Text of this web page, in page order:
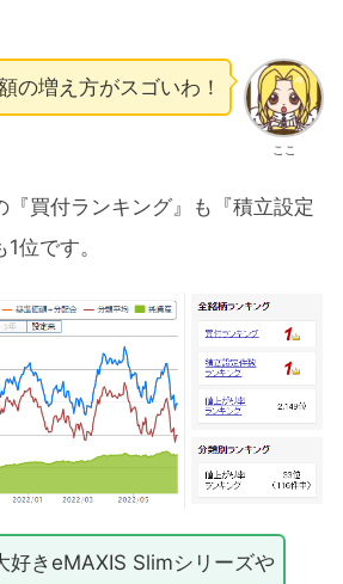
ここ
の増え方がスゴいわ！
『買付ランキング』も『積立設定
位です。
好きeMAXIS Slimシリーズや